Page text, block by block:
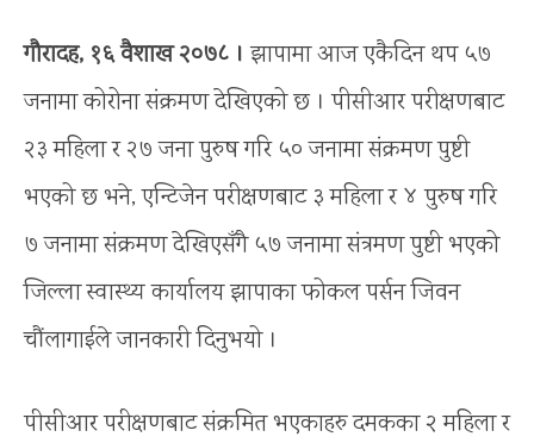
गौरादह, १६ वैशाख २०७८ । झापामा आज एकैदिन थप ५७
जनामा कोरोना संक्रमण देखिएको छ । पीसीआर परीक्षणबाट
२३ महिला र २७ जना पुरुष गरि ५० जनामा संक्रमण पुष्टी
भएको छ भने, एन्टिजेन परीक्षणबाट ३ महिला र ४ पुरुष गरि
७ जनामा संक्रमण देखिएसँगै ५७ जनामा संत्रमण पुष्टी भएको
जिल्ला स्वास्थ्य कार्यालय झापाका फोकल पर्सन जिवन
चौंलागाईले जानकारी दिनुभयो ।
पीसीआर परीक्षणबाट संक्रमित भएकाहरु दमकका २ महिला र